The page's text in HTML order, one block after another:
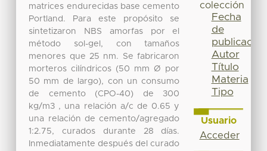
matrices endurecidas base cemento
Portland. Para este propósito se
sintetizaron NBS amorfas por el
método sol-gel, con tamaños
menores que 25 nm. Se fabricaron
morteros cilíndricos (50 mm Ø por
50 mm de largo), con un consumo
de cemento (CPO-40) de 300
kg/m3 , una relación a/c de 0.65 y
una relación de cemento/agregado
1:2.75, curados durante 28 días.
Inmediatamente después del curado
colección
Fecha
de
publicación
Autor
Título
Materia
Tipo
Usuario
Acceder